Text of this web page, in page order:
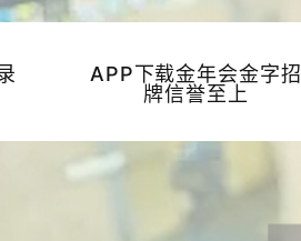
APP下载金年会金字招
牌信誉至上